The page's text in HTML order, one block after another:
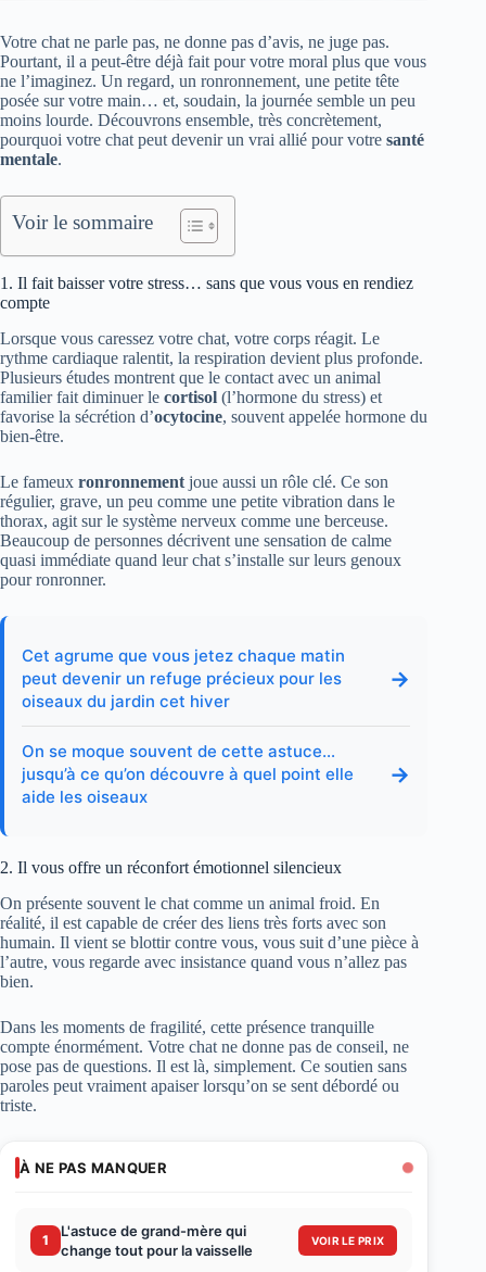
Votre chat ne parle pas, ne donne pas d’avis, ne juge pas.
Pourtant, il a peut-être déjà fait pour votre moral plus que vous
ne l’imaginez. Un regard, un ronronnement, une petite tête
posée sur votre main… et, soudain, la journée semble un peu
moins lourde. Découvrons ensemble, très concrètement,
pourquoi votre chat peut devenir un vrai allié pour votre santé
mentale.
Voir le sommaire
1. Il fait baisser votre stress… sans que vous vous en rendiez
compte
Lorsque vous caressez votre chat, votre corps réagit. Le
rythme cardiaque ralentit, la respiration devient plus profonde.
Plusieurs études montrent que le contact avec un animal
familier fait diminuer le cortisol (l’hormone du stress) et
favorise la sécrétion d’ocytocine, souvent appelée hormone du
bien-être.
Le fameux ronronnement joue aussi un rôle clé. Ce son
régulier, grave, un peu comme une petite vibration dans le
thorax, agit sur le système nerveux comme une berceuse.
Beaucoup de personnes décrivent une sensation de calme
quasi immédiate quand leur chat s’installe sur leurs genoux
pour ronronner.
Cet agrume que vous jetez chaque matin
peut devenir un refuge précieux pour les
oiseaux du jardin cet hiver
→
On se moque souvent de cette astuce…
jusqu’à ce qu’on découvre à quel point elle
aide les oiseaux
→
2. Il vous offre un réconfort émotionnel silencieux
On présente souvent le chat comme un animal froid. En
réalité, il est capable de créer des liens très forts avec son
humain. Il vient se blottir contre vous, vous suit d’une pièce à
l’autre, vous regarde avec insistance quand vous n’allez pas
bien.
Dans les moments de fragilité, cette présence tranquille
compte énormément. Votre chat ne donne pas de conseil, ne
pose pas de questions. Il est là, simplement. Ce soutien sans
paroles peut vraiment apaiser lorsqu’on se sent débordé ou
triste.
À NE PAS MANQUER
1
L'astuce de grand-mère qui
change tout pour la vaisselle
VOIR LE PRIX